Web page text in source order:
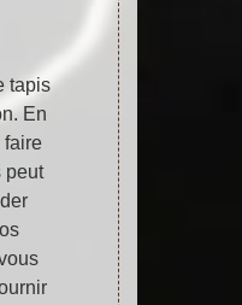
tapis
En
faire
peut